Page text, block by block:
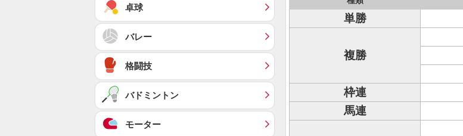
単勝
複勝
枠連
馬連
卓球
バレー
格闘技
バドミントン
モーター